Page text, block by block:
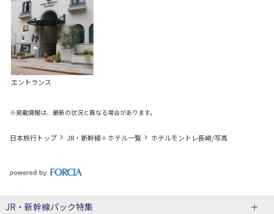
エントランス
※掲載情報は、最新の状況と異なる場合があります。
日本旅行トップ JR・新幹線＋ホテル一覧 ホテルモントレ長崎/写真
JR・新幹線パック特集